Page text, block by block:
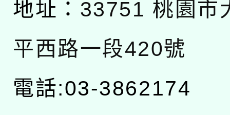
地址： 33751 桃園市
平西路一段420號
電話:03-3862174